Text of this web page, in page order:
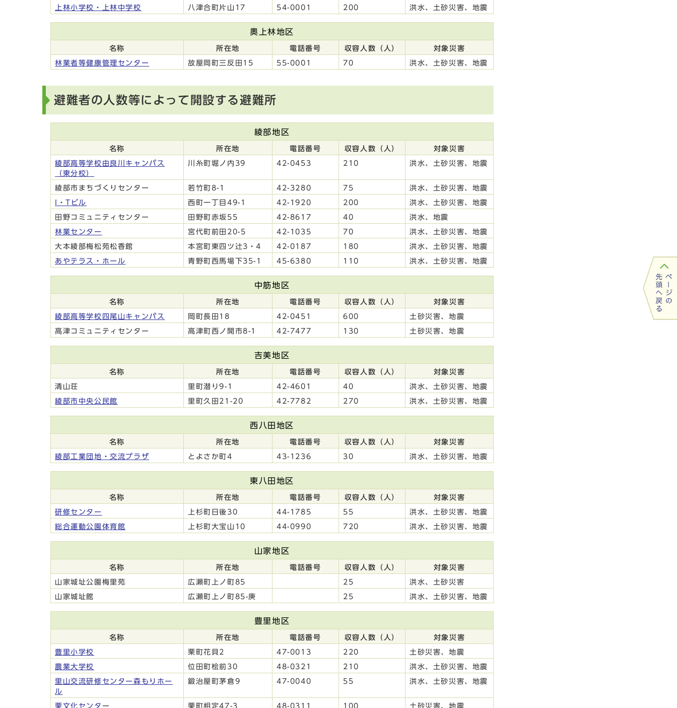
上林小学校・上林中学校 八津合町片山17 54-0001 200 洪水、土砂災害、地震
奧上林地区
名称 所在地 電話番号 収容人数（人） 対象災害
林業者等健康管理センター 故屋岡町三反田15 55-0001 70 洪水、土砂災害、地震
避難者の人数等によって開設する避難所
綾部地区
名称 所在地 電話番号 収容人数（人） 対象災害
綾部高等学校由良川キャンパス
（東分校）
川糸町堀ノ内39 42-0453 210 洪水、土砂災害、地震
綾部市まちづくりセンター 若竹町8-1 42-3280 75 洪水、土砂災害、地震
I・Tビル 西町一丁目49-1 42-1920 200 洪水、土砂災害、地震
田野コミュニティセンター 田野町赤坂55 42-8617 40 洪水、地震
林業センター 宮代町前田20-5 42-1035 70 洪水、土砂災害、地震
大本綾部梅松苑松香館 本宮町東四ツ辻3・4 42-0187 180 洪水、土砂災害、地震
あやテラス・ホール 青野町西馬場下35-1 45-6380 110 洪水、土砂災害、地震
中筋地区
名称 所在地 電話番号 収容人数（人） 対象災害
綾部高等学校四尾山キャンパス 岡町長田18 42-0451 600 土砂災害、地震
高津コミュニティセンター 高津町西ノ開市8-1 42-7477 130 土砂災害、地震
吉美地区
名称 所在地 電話番号 収容人数（人） 対象災害
清山荘 里町潜り9-1 42-4601 40 洪水、土砂災害、地震
綾部市中央公民館 里町久田21-20 42-7782 270 洪水、土砂災害、地震
西八田地区
名称 所在地 電話番号 収容人数（人） 対象災害
綾部工業団地・交流プラザ とよさか町4 43-1236 30 洪水、土砂災害、地震
東八田地区
名称 所在地 電話番号 収容人数（人） 対象災害
研修センター 上杉町日後30 44-1785 55 洪水、土砂災害、地震
総合運動公園体育館 上杉町大宝山10 44-0990 720 洪水、土砂災害、地震
山家地区
名称 所在地 電話番号 収容人数（人） 対象災害
山家城址公園梅里苑 広瀬町上ノ町85 25 洪水、土砂災害
山家城址館 広瀬町上ノ町85-庚 25 洪水、土砂災害、地震
豊里地区
名称 所在地 電話番号 収容人数（人） 対象災害
豊里小学校 栗町花貝2 47-0013 220 土砂災害、地震
農業大学校 位田町桧前30 48-0321 210 洪水、土砂災害、地震
里山交流研修センター森もりホー
ル
鍛治屋町茅倉9 47-0040 55 洪水、土砂災害、地震
栗文化センタ ー 栗町相定47-3 48-0311 100 土砂災害、地震